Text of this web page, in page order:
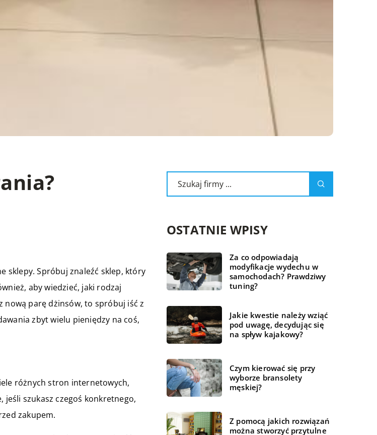
sklepy. Spróbuj znaleźć sklep, który
aby wiedzieć, jaki rodzaj
nową parę dżinsów, to spróbuj iść z
zbyt wielu pieniędzy na coś,
różnych stron internetowych,
jeśli szukasz czegoś konkretnego,
zakupem.
OSTATNIE WPISY
Za co odpowiadają
modyfikacje wydechu w
samochodach? Prawdziwy
tuning?
Jakie kwestie należy wziąć
pod uwagę, decydując się
na spływ kajakowy?
Czym kierować się przy
wyborze bransolety
męskiej?
Z pomocą jakich rozwiązań
można stworzyć przytulne